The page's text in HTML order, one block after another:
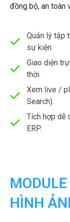
đồng bộ, an toàn
Quản lý tập
sự kiện.
Giao diện
thời.
Xem live /
Search).
Tích hợp dễ
ERP.
HÌNH